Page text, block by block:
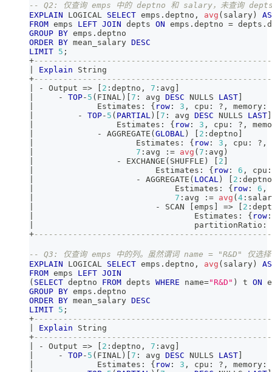
-- Q2: 仅查询 emps 中的 deptno 和 salary，未查询 depts
EXPLAIN LOGICAL SELECT emps . deptno , avg ( salary )
AS
FROM emps LEFT JOIN depts ON emps . deptno = depts .
GROUP BY emps . deptno
ORDER BY mean_salary DESC
LIMIT 5 ;
+
Explain
+
- Output => 2 :deptno , 7 :avg
- TOP- 5 ( FINAL ) 7 : avg DESC NULLS LAST
             Estimates: {
row : 3 , cpu: ? ,
memory:
- TOP- 5 ( PARTIAL ) 7 : avg DESC NULLS LAST
                 Estimates: {
row : 3 , cpu: ? ,
- AGGREGATE ( GLOBAL ) 2 :deptno
                     Estimates: {
row : 3 , cpu: ? ,
7 :avg : = avg ( 7 :avg )
- EXCHANGE ( SHUFFLE ) 2
                         Estimates: {
row : 6 ,
- AGGREGATE ( LOCAL ) 2 :deptno
                             Estimates: {
row : 6 ,
7 :avg : = avg ( 4
- SCAN emps => 2
                                 Estimates: {
row
                                 partitionRatio:
+
-- Q3: 仅查询 emps 中的列。虽然谓词 name = "R&D" 仅选择
EXPLAIN LOGICAL SELECT emps . deptno , avg ( salary )
AS
FROM emps LEFT JOIN
( SELECT deptno FROM depts WHERE name="R&D" ) t ON
GROUP BY emps . deptno
ORDER BY mean_salary DESC
LIMIT 5 ;
+
Explain
+
- Output => 2 :deptno , 7 :avg
- TOP- 5 ( FINAL ) 7 : avg DESC NULLS LAST
             Estimates: {
row : 3 , cpu: ? ,
memory: